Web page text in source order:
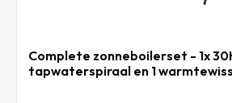
Complete zonneboilerset - 1x
tapwaterspiraal en 1